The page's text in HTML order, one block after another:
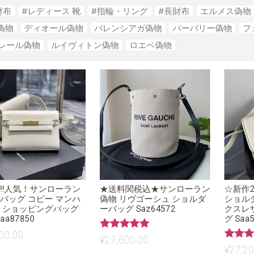
布 #レディース 靴 #指輪・リング #長財布 エルメス偽物
物 ディオール偽物 バレンシアガ偽物 バーバリー偽物
フ
ール偽物 ルイヴィトン偽物 ロエベ偽物
人気！サンローラン
ッグ コピー マンハ
ショッピングバッグ
★送料関税込★サンローラン
偽物 リヴゴーシュ ショルダ
ーバッグ Saz64572
5段階中
5.00
¥27,600.00
☆新作
ショル
クスレ
グ
5段階
5.00
¥